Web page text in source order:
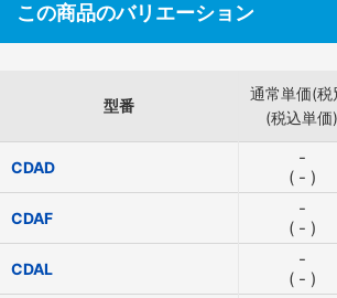
この商品のバリエーション
型番
通常単価(税
(税込単価)
CDAD
-
( - )
CDAF
-
( - )
CDAL
-
( - )